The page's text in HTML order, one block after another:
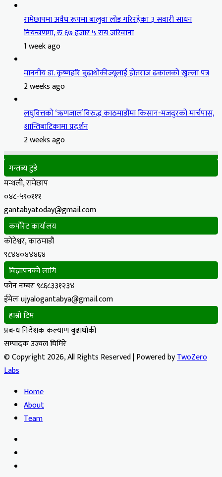
रामेछापमा अवैध रूपमा बालुवा लोड गरिरहेका ३ सवारी साधन
नियन्त्रणमा, रु ६७ हजार ५ सय जरिवाना
1 week ago
माननीय डा. कृष्णहरि बुढाथोकीज्यूलाई होतराज ढकालको खुल्ला पत्र
2 weeks ago
लघुवित्तको ‘ऋणजाल’विरुद्ध काठमाडौंमा किसान-मजदुरको मार्चपास,
शान्तिबाटिकामा प्रदर्शन
2 weeks ago
गन्तब्य टुडे
मन्थली, रामेछाप
०४८-५९०१११
gantabyatoday@gmail.com
कर्पोरेट कार्यालय
कोटेश्वर, काठमाडौं
९८४४०४४४६४
विज्ञापनको लागि
फोन नम्बरः ९८६८३३१२३४
ईमेलः ujyalogantabya@gmail.com
हाम्रो टिम
प्रबन्ध निर्देशक कल्याण बुढाथोकी
सम्पादक उज्वल घिमिरे
© Copyright 2026, All Rights Reserved | Powered byTwoZero
Labs
Home
About
Team